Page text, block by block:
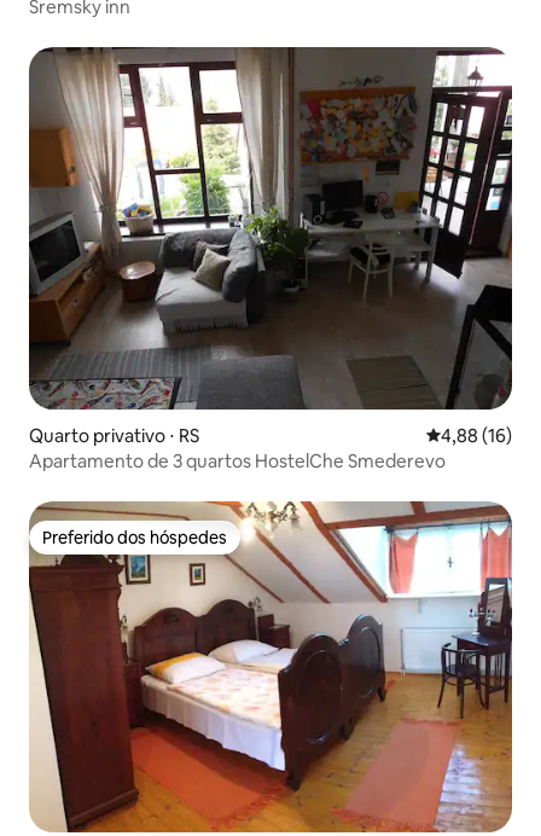
Sremsky inn
Quarto privativo ⋅ RS 4,88 de uma
4,88 (16)
Apartamento de 3 quartos HostelChe Smederevo
Preferido dos hóspedes
Preferido dos hóspedes